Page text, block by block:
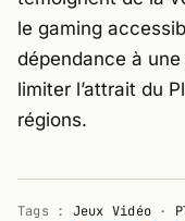
le gaming
dépendance à
limiter l’attrait du
régions.
Tags : Jeux Vidéo ·